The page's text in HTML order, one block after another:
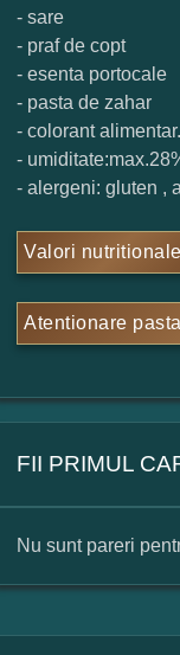
- sare
- praf de copt
- esenta portocale
- pasta de zahar
- colorant alimentar.
-
- alergeni: gluten ,
Valori nutritionale
Atentionare
FII PRIMUL
Nu sunt pareri